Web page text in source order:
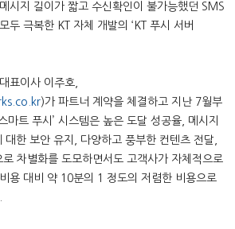
시지 길이가 짧고 수신확인이 불가능했던 SMS
두 극복한 KT 자체 개발의 ‘KT 푸시 서버
표이사 이주호,
)가 파트너 계약을 체결하고 지난 7월부
마트 푸시’ 시스템은 높은 도달 성공율, 메시지
한 보안 유지, 다양하고 풍부한 컨텐츠 전달,
차별화를 도모하면서도 고객사가 자체적으로
용 대비 약 10분의 1 정도의 저렴한 비용으로